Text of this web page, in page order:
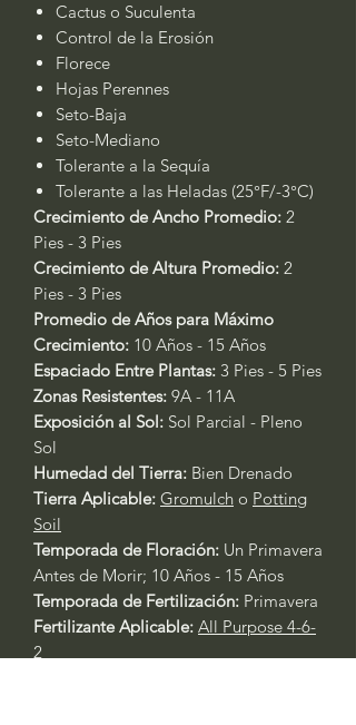
Cactus o Suculenta
Control de la Erosión
Florece
Hojas Perennes
Seto-Baja
Seto-Mediano
Tolerante a la Sequía
Tolerante a las Heladas (25°F/-3°C)
Crecimiento de Ancho Promedio: 2
Pies - 3 Pies
Crecimiento de Altura Promedio: 2
Pies - 3 Pies
Promedio de Años para Máximo
Crecimiento: 10 Años - 15 Años
Espaciado Entre Plantas: 3 Pies - 5 Pies
Zonas Resistentes: 9A - 11A
Exposición al Sol: Sol Parcial - Pleno
Sol
Humedad del Tierra: Bien Drenado
Tierra Aplicable: Gromulch o Potting
Soil
Temporada de Floración: Un Primavera
Antes de Morir; 10 Años - 15 Años
Temporada de Fertilización: Primavera
Fertilizante Aplicable: All Purpose 4-6-
2